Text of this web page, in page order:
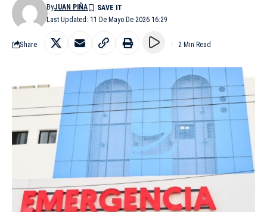
Last Updated: 11 De Mayo De 2026 16:29
ByJUAN PIÑA
Share 2 Min Read